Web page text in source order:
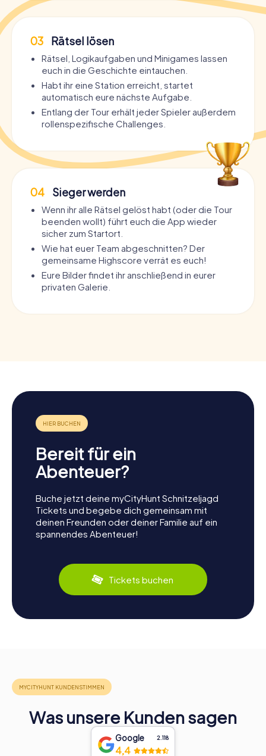
03 Rätsel lösen
Rätsel, Logikaufgaben und Minigames lassen
euch in die Geschichte eintauchen.
Habt ihr eine Station erreicht, startet
automatisch eure nächste Aufgabe.
Entlang der Tour erhält jeder Spieler außerdem
rollenspezifische Challenges.
04 Sieger werden
Wenn ihr alle Rätsel gelöst habt (oder die Tour
beenden wollt) führt euch die App wieder
sicher zum Startort.
Wie hat euer Team abgeschnitten? Der
gemeinsame Highscore verrät es euch!
Eure Bilder findet ihr anschließend in eurer
privaten Galerie.
Bereit für ein
Abenteuer?
Buche jetzt deine myCityHunt Schnitzeljagd
Tickets und begebe dich gemeinsam mit
deinen Freunden oder deiner Familie auf ein
spannendes Abenteuer!
Tickets buchen
Was unsere Kunden sagen
Google 2.118
4,4